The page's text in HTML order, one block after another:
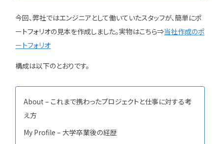
今回、弊社ではエンジニアとして働いていたスタッフが、簡単にポ
ートフォリオの見本を作成しました。実物はこちら⇒当社作成のポ
ートフォリオ
構成は以下のとおりです。
About – これまで携わったプロジェクトと仕事に対する考
え方
My Profile – 大学卒業後の経歴